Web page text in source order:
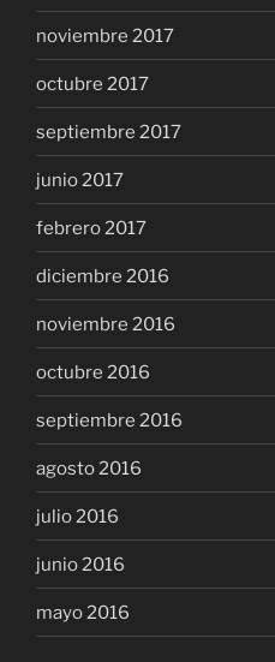
noviembre 2017
octubre 2017
septiembre 2017
junio 2017
febrero 2017
diciembre 2016
noviembre 2016
octubre 2016
septiembre 2016
agosto 2016
julio 2016
junio 2016
mayo 2016